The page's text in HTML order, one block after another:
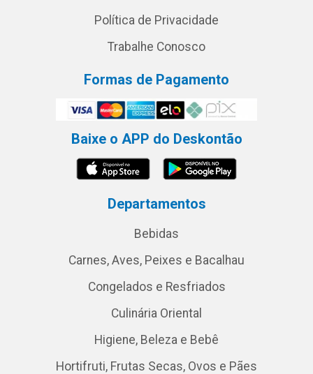
Política de Privacidade
Trabalhe Conosco
Formas de Pagamento
Baixe o APP do Deskontão
Departamentos
Bebidas
Carnes, Aves, Peixes e Bacalhau
Congelados e Resfriados
Culinária Oriental
Higiene, Beleza e Bebê
Hortifruti, Frutas Secas, Ovos e Pães